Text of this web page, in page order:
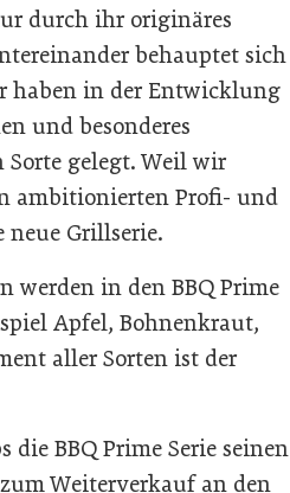
durch ihr originäres
behauptet sich
haben in der Entwicklung
und besonderes
gelegt. Weil wir
ambitionierten Profi- und
Grillserie.
werden in den BBQ Prime
Apfel, Bohnenkraut,
aller Sorten ist der
BBQ Prime Serie seinen
Weiterverkauf an den